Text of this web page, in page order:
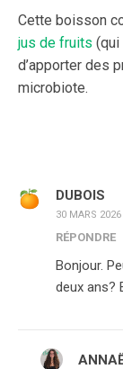
Cette boisson
jus de fruits (qui
d’apporter des
microbiote.
DUBOIS
30 MARS
RÉPONDRE
Bonjour.
deux ans?